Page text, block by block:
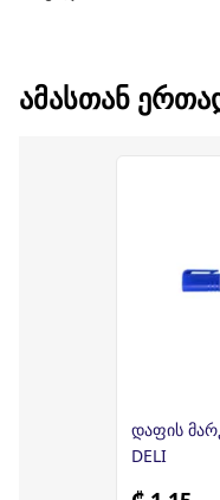
ᲐᲛᲐᲡᲗᲐᲜ
დაფის
DELI